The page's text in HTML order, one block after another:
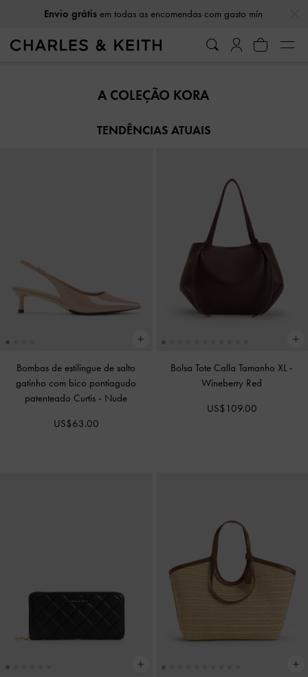
Envio grátisem todas as encomendas com gasto mín
A COLEÇÃO KORA
TENDÊNCIAS ATUAIS
Bombas de estilingue de salto
gatinho com bico pontiagudo
patenteado Curtis - Nude
US$63.00
Bolsa Tote Calla Tamanho XL -
Wineberry Red
US$109.00